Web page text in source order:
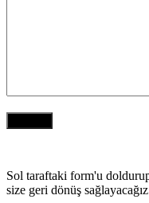
Sol taraftaki form'u
size geri dönüş